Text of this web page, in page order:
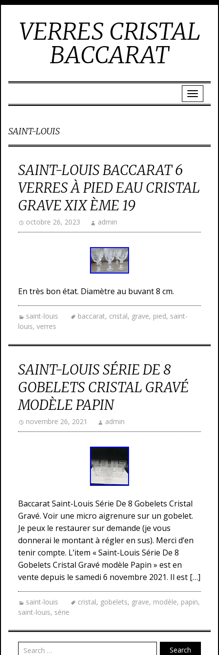
VERRES CRISTAL
BACCARAT
SAINT-LOUIS
SAINT-LOUIS BACCARAT 6
VERRES À PIED EAU CRISTAL
GRAVE XIX ÈME 19
octobre 26, 2023 admin
En très bon état. Diamètre au buvant 8 cm.
saint-louis baccarat, cristal, grave, pied, saint-
louis, verres
SAINT-LOUIS SÉRIE DE 8
GOBELETS CRISTAL GRAVÉ
MODÈLE PAPIN
novembre 26, 2021 admin
Baccarat Saint-Louis Série De 8 Gobelets Cristal
Gravé. Voir une micro aigrenure sur un gobelet.
Je peux le restaurer sur demande (je vous
donnerai le montant à régler en sus). Merci d’en
tenir compte. L’item « Saint-Louis Série De 8
Gobelets Cristal Gravé modèle Papin » est en
vente depuis le samedi 6 novembre 2021. Il est […]
saint-louis cristal, gobelets, grave, modèle, papin,
saint-louis, série
Search